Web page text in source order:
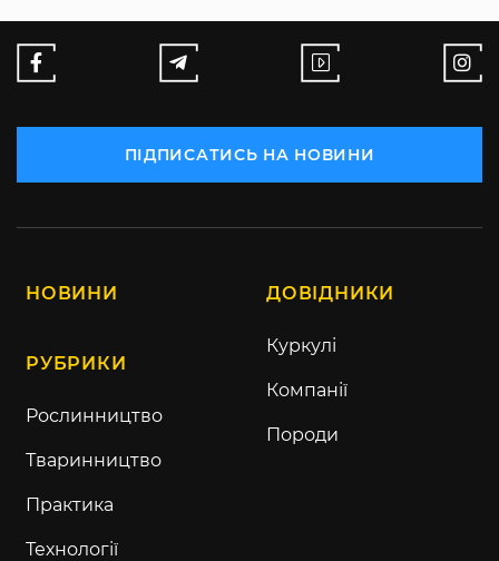
ПІДПИСАТИСЬ НА НОВИНИ
НОВИНИ
РУБРИКИ
Рослинництво
Тваринництво
Практика
Технології
ДОВІДНИКИ
Куркулі
Компанії
Породи